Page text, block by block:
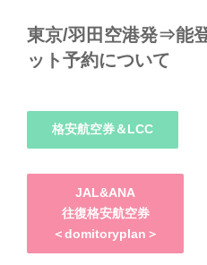
東京/羽田空港発⇒能
ット予約について
格安航空券＆LCC
JAL&ANA
往復格安航空券
＜domitoryplan＞